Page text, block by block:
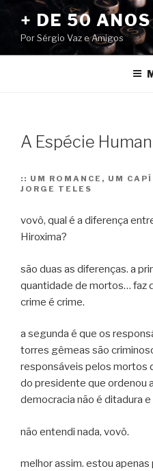
conteúdo
+ DE 50
Por Sérgio Vaz e Amigos
A Espécie
:: UM ROMANCE, UM
JORGE TELES
vovô, qual é a diferença
Hiroxima?
são duas as diferenças. a
quantidade de mortos… faz
crime é crime.
a segunda é que os
torres gêmeas são
responsáveis pelos mortos
do presidente que ordenou
democracia não é ditadura
não entendi nada, vovô.
melhor assim. estou